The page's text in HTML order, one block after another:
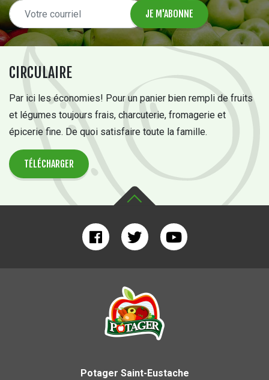
CIRCULAIRE
Par ici les économies! Pour un panier bien rempli de fruits
et légumes toujours frais, charcuterie, fromagerie et
épicerie fine. De quoi satisfaire toute la famille.
TÉLÉCHARGER
Potager Saint-Eustache